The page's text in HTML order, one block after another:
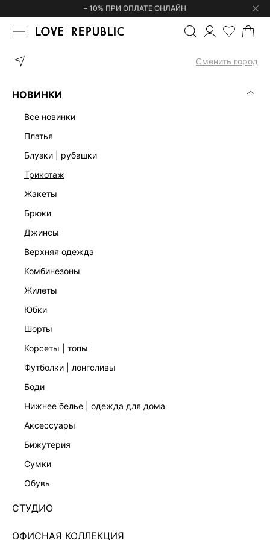
– 10% ПРИ ОПЛАТЕ ОНЛАЙН
Сменить город
НОВИНКИ
все новинки
платья
блузки | рубашки
трикотаж
жакеты
брюки
джинсы
верхняя одежда
комбинезоны
жилеты
юбки
шорты
корсеты | топы
футболки | лонгсливы
боди
нижнее белье | одежда для дома
аксессуары
бижутерия
сумки
обувь
СТУДИО
ОФИСНАЯ КОЛЛЕКЦИЯ
ГЛАВНАЯ КОРСЕТНЫЙ ТОП НА
КОРСЕТНЫЙ ТОП НА БРЕТЕЛЯХ 5153028369-161
Нет в наличии
ЦВЕТ:161/СЕРО-ГОЛУБОЙ
РАЗМЕР
ОПИСАНИЕ И ОБМЕРЫ
Артикул: 5153028369